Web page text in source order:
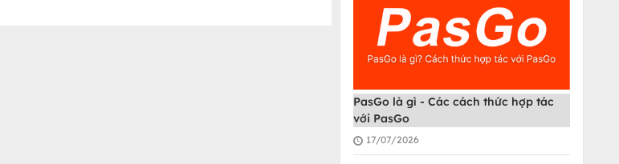
PasGo là gì - Các cách thức hợp tác
với PasGo
17/07/2026